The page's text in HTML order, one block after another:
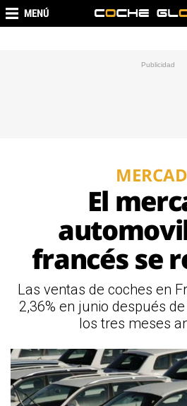
MENÚ
El
francés se
Las ventas de coches en
2,36% en junio después
los tres meses